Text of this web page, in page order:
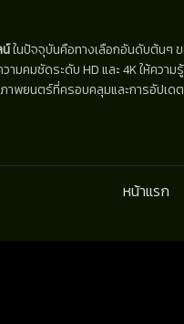
ในปัจจุบันคือทางเลือกอันดับต้นๆ ข
มคมชัดระดับ HD และ 4K ให้ควา
าพยนตร์ที่ครอบคลุมและการอัปเด
หน้าแรก